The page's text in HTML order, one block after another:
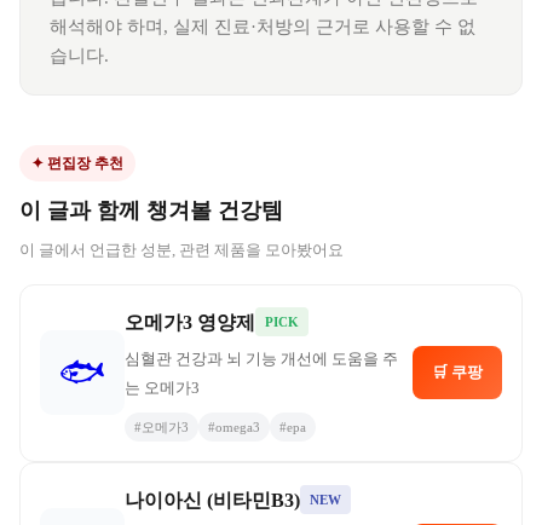
해석해야 하며, 실제 진료·처방의 근거로 사용할 수 없
습니다.
✦ 편집장 추천
이 글과 함께 챙겨볼 건강템
이 글에서 언급한 성분, 관련 제품을 모아봤어요
🐟
오메가3 영양제 PICK
심혈관 건강과 뇌 기능 개선에 도움을 주
는 오메가3
# 오메가3 #omega3 #epa
🛒 쿠팡
나이아신 (비타민B3) NEW